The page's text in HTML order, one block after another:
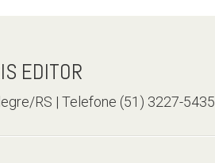
EDITOR
RS | Telefone (51) 3227-5435